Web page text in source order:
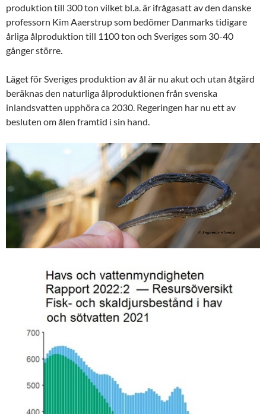
produktion till 300 ton vilket bl.a. är ifrågasatt av den danske
professorn Kim Aaerstrup som bedömer Danmarks tidigare
årliga ålproduktion till 1100 ton och Sveriges som 30-40
gånger större.
Läget för Sveriges produktion av ål är nu akut och utan åtgärd
beräknas den naturliga ålproduktionen från svenska
inlandsvatten upphöra ca 2030. Regeringen har nu ett av
besluten om ålen framtid i sin hand.